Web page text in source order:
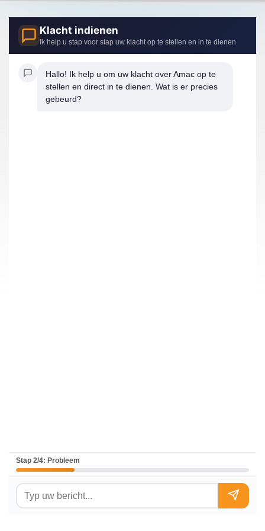
Klacht indienen
Ik help u stap voor stap uw klacht op te stellen en in te dienen
Hallo! Ik help u om uw klacht over Amac op te
stellen en direct in te dienen. Wat is er precies
gebeurd?
Stap 2/4: Probleem